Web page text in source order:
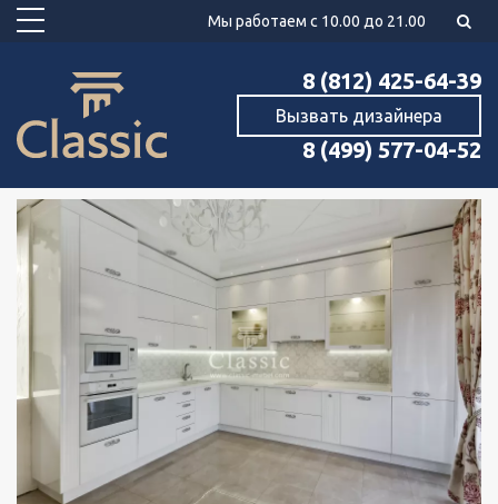
Мы работаем с 10.00 до 21.00
8 (812) 425-64-39
Вызвать дизайнера
8 (499) 577-04-52